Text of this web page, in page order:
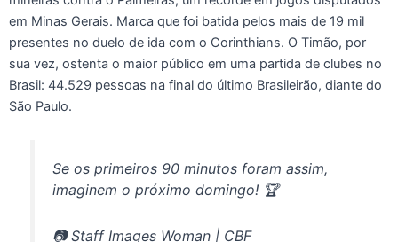
em Minas Gerais. Marca que foi batida pelos mais de 19 mil
presentes no duelo de ida com o Corinthians. O Timão, por
sua vez, ostenta o maior público em uma partida de clubes no
Brasil: 44.529 pessoas na final do último Brasileirão, diante do
São Paulo.
Se os primeiros 90 minutos foram assim,
imaginem o próximo domingo! 🏆
📷 Staff Images Woman | CBF